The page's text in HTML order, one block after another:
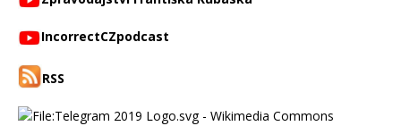
IncorrectCZpodcast
RSS